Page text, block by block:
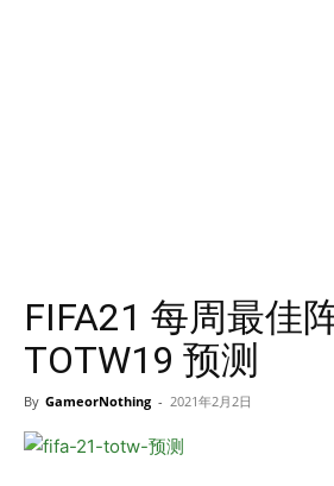
FIFA21 每周最佳
TOTW19 预测
By GameorNothing - 2021年2月2日